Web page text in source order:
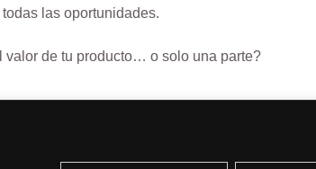
las oportunidades.
valor de tu producto… o solo una parte?